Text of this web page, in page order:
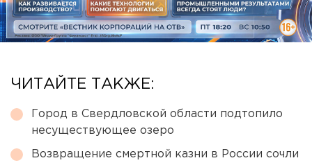
ЧИТАЙТЕ ТАКЖЕ:
Город в Свердловской области подтопило
несуществующее озеро
Возвращение смертной казни в России сочли